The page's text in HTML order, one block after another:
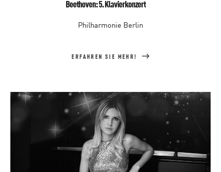
Beethoven: 5. Klavierkonzert
Philharmonie Berlin
ERFAHREN SIE MEHR!